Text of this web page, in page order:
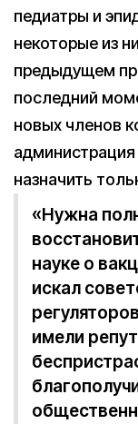
педиатры и
некоторые из
предыдущем
последний
новых членов
назначить
«Нужна
науке о
искал
имели